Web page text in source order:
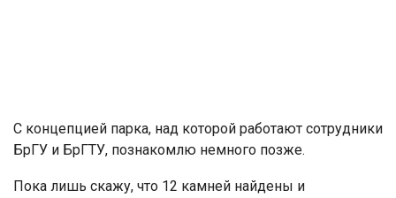
С концепцией парка, над которой работают сотрудники
БрГУ и БрГТУ, познакомлю немного позже.
Пока лишь скажу, что 12 камней найдены и